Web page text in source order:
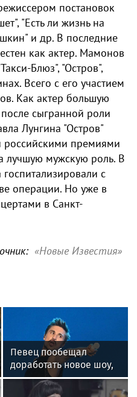
постановок
"Есть ли жизнь на
и др. В последние
как актер. Мамонов
Блюз", "Остров",
Всего с его участием
Как актер большую
сыгранной роли
Лунгина "Остров"
премиями
лучшую мужскую роль. В
с
операции. Но уже в
в Санкт-
«Новые Известия»
Певец пообещал
доработать новое шоу,
подвергнутое критике